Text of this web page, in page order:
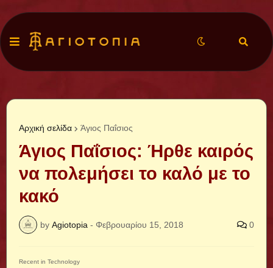
Αρχική σελίδα Άγιος Παΐσιος
Άγιος Παΐσιος: Ήρθε καιρός
να πολεμήσει το καλό με το
κακό
by Agiotopia - Φεβρουαρίου 15, 2018 0
Recent in Technology